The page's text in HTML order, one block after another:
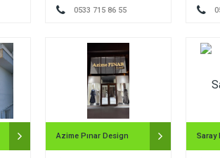
0533 715 86 55
Azime Pınar Design Saray